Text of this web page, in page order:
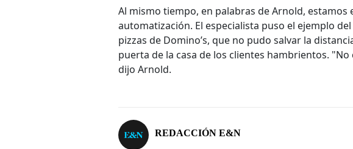
Al mismo tiempo, en palabras de Arnold,
automatización. El especialista puso el ejemplo
pizzas de Domino’s, que no pudo salvar la
puerta de la casa de los clientes hambrientos.
dijo Arnold.
REDACCIÓN E&N